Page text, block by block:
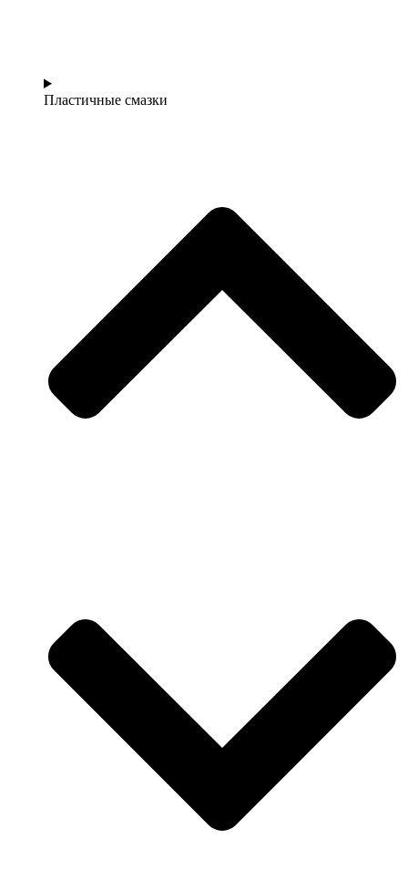
Пластичные смазки